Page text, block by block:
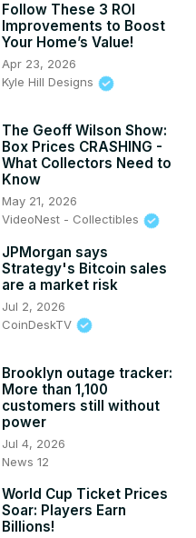
Follow These 3 ROI
Improvements to Boost
Your Home’s Value!
Apr 23, 2026
Kyle Hill Designs
The Geoff Wilson Show:
Box Prices CRASHING -
What Collectors Need to
Know
May 21, 2026
VideoNest - Collectibles
JPMorgan says
Strategy's Bitcoin sales
are a market risk
Jul 2, 2026
CoinDeskTV
Brooklyn outage tracker:
More than 1,100
customers still without
power
Jul 4, 2026
News 12
World Cup Ticket Prices
Soar: Players Earn
Billions!